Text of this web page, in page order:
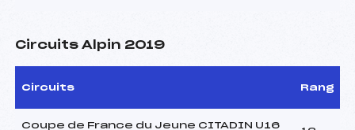
Circuits Alpin 2019
Circuits Rang
Coupe de France du Jeune CITADIN U16